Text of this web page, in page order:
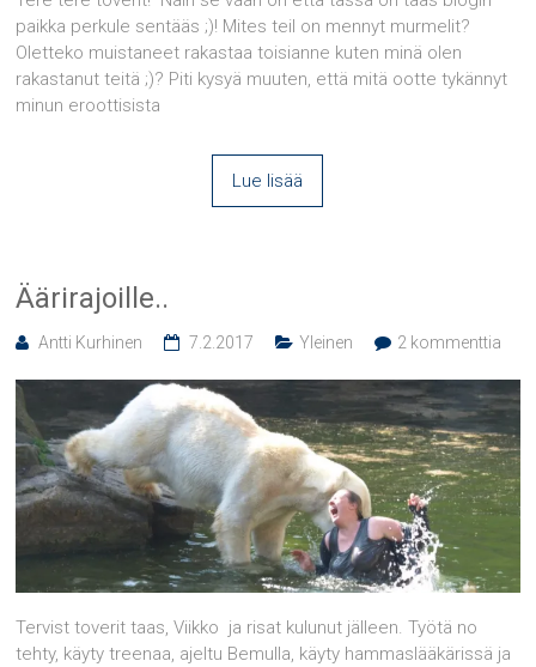
paikka perkule sentääs ;)! Mites teil on mennyt murmelit?
Oletteko muistaneet rakastaa toisianne kuten minä olen
rakastanut teitä ;)? Piti kysyä muuten, että mitä ootte tykännyt
minun eroottisista
Lue lisää
Äärirajoille..
Antti Kurhinen 7.2.2017 Yleinen 2 kommenttia
Tervist toverit taas, Viikko ja risat kulunut jälleen. Työtä no
tehty, käyty treenaa, ajeltu Bemulla, käyty hammaslääkärissä ja